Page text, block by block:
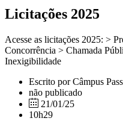
Licitações 2025
Acesse as licitações 2025: >
Concorrência > Chamada
Inexigibilidade
Escrito por Câmpus
não publicado
21/01/25
10h29